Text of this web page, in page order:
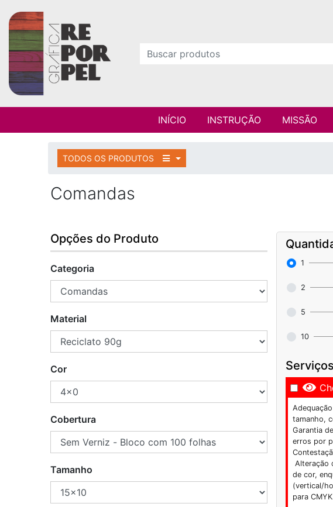
INÍCIO INSTRUÇÃO MISSÃO
TODOS OS PRODUTOS
Comandas
Opções do Produto
Categoria
Material
Cor
Cobertura
Tamanho
1
2
5
10
tamanho,
Garantia
erros por
Alteração
de cor,
(vertical/
para